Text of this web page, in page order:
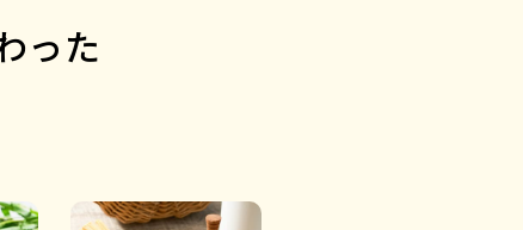
った